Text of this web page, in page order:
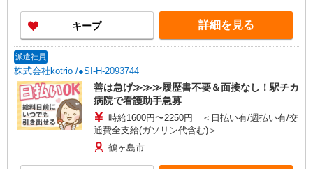
キープ 詳細を見る
派遣社員
株式会社kotrio /●SI-H-2093744
善は急げ≫≫≫履歴書不要＆面接なし！駅チカ
病院で看護助手急募
時給1600円〜2250円 ＜日払い有/週払い有/交
通費全支給(ガソリン代含む)＞
鶴ヶ島市